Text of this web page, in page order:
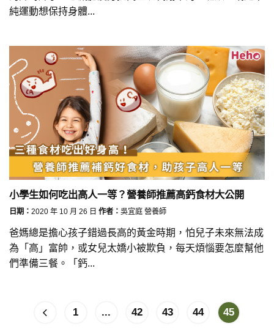
純運動想保持身體...
小學生如何吃出高人一等？營養師推薦高鈣食材大公開
日期： 2020 年 10 月 26 日 作者： 吳宜庭 營養師
爸媽總是擔心孩子錯過長高的黃金時期，怕兒子未來無法成
為「高」富帥，或女兒太嬌小被欺負，每天煩惱要怎麼幫他
們準備三餐。「鈣...
1 ... 42 43 44 45